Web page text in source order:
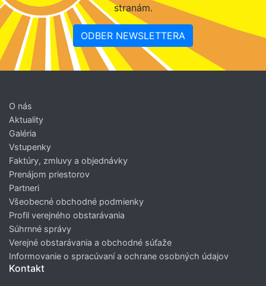
stranám.
ODBER NEWSLETTERA
O nás
Aktuality
Galéria
Vstupenky
Faktúry, zmluvy a objednávky
Prenájom priestorov
Partneri
Všeobecné obchodné podmienky
Profil verejného obstarávania
Súhrnné správy
Verejné obstarávania a obchodné súťaže
Informovanie o spracúvaní a ochrane osobných údajov
Kontakt